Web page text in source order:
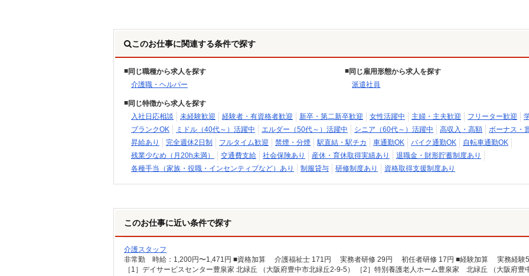
このお仕事に関連する条件で探す
同じ職種から求人を探す
介護職・ヘルパー
同じ雇用形態から求人を探す
派遣社員
同じ特徴から求人を探す
入社日応相談
未経験歓迎 経験者・有資格者歓迎 新卒・第二新卒歓迎 女性活躍中 主婦・主夫歓迎 フリーター歓迎
ブランクOK
ミドル（40代～）活躍中 エルダー（50代～）活躍中 シニア（60代～）活躍中 高収入・高額
ボーナス・
昇給あり
完全週休2日制 フルタイム歓迎 禁煙・分煙 駅直結・駅チカ 車通勤OK バイク通勤OK
自転車通勤OK
残業少なめ（月20h未満）
交通費支給 社会保険あり 産休・育休取得実績あり
退職金・財形貯蓄制度あり
各種手当（家族・役職・インセンティブなど）あり
制服貸与 研修制度あり 資格取得支援制度あり
このお仕事に近い条件で探す
介護スタッフ